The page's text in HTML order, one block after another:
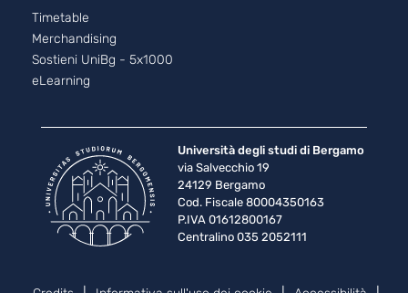
Footer - 2
Timetable
Merchandising
Sostieni UniBg - 5x1000
eLearning
Università degli studi di Bergamo
via Salvecchio 19
24129 Bergamo
Cod. Fiscale 80004350163
P.IVA 01612800167
Centralino 035 2052111
Piè di pagina